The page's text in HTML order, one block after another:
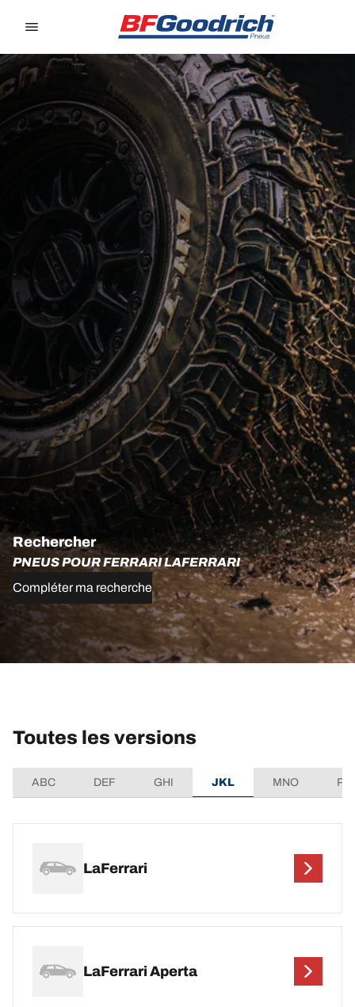
Rechercher
PNEUS POUR FERRARI LAFERRARI
Compléter ma recherche
Toutes les versions
ABC DEF GHI JKL MNO
LaFerrari
LaFerrari Aperta